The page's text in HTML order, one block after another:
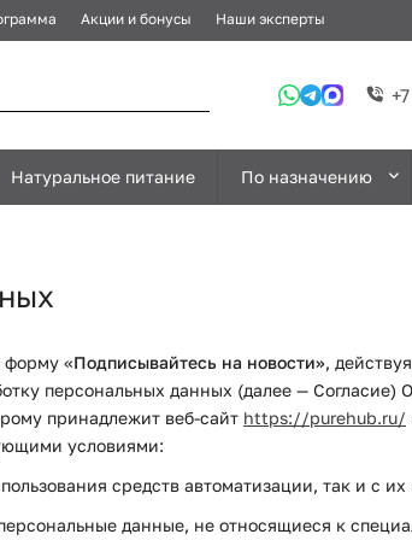
Акции и бонусы Наши эксперты
Натуральное питание По назначению
форму «Подписывайтесь на новости»,
персональных данных (далее —
принадлежит веб-сайт https://purehub.ru/
условиями:
средств автоматизации, так и с
данные, не относящиеся к